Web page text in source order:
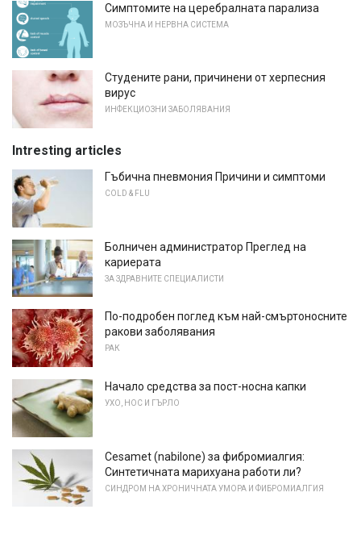
Симптомите на церебралната парализа
МОЗЪЧНА И НЕРВНА СИСТЕМА
Студените рани, причинени от херпесния
вирус
ИНФЕКЦИОЗНИ ЗАБОЛЯВАНИЯ
Intresting articles
Гъбична пневмония Причини и симптоми
COLD & FLU
Болничен администратор Преглед на
кариерата
ЗА ЗДРАВНИТЕ СПЕЦИАЛИСТИ
По-подробен поглед към най-смъртоносните
ракови заболявания
РАК
Начало средства за пост-носна капки
УХО, НОС И ГЪРЛО
Cesamet (nabilone) за фибромиалгия:
Синтетичната марихуана работи ли?
СИНДРОМ НА ХРОНИЧНАТА УМОРА И ФИБРОМИАЛГИЯ